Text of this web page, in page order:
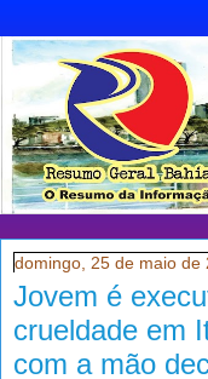
domingo, 25 de maio de
Jovem é
crueldade em
com a mão